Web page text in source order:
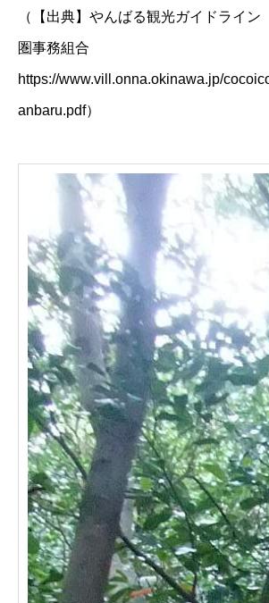
（【出典】やんばる観光ガイドライ
圏事務組合
https://www.vill.onna.okinawa.jp/
anbaru.pdf）